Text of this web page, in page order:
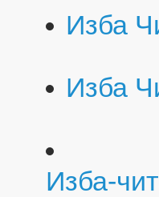
Изба
Изба
Изба-